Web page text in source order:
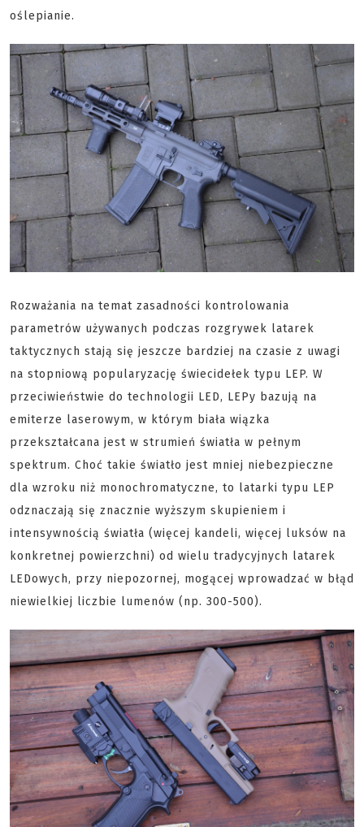
oślepianie.
Rozważania na temat zasadności kontrolowania
parametrów używanych podczas rozgrywek latarek
taktycznych stają się jeszcze bardziej na czasie z uwagi
na stopniową popularyzację świecidełek typu LEP. W
przeciwieństwie do technologii LED, LEPy bazują na
emiterze laserowym, w którym biała wiązka
przekształcana jest w strumień światła w pełnym
spektrum. Choć takie światło jest mniej niebezpieczne
dla wzroku niż monochromatyczne, to latarki typu LEP
odznaczają się znacznie wyższym skupieniem i
intensywnością światła (więcej kandeli, więcej luksów na
konkretnej powierzchni) od wielu tradycyjnych latarek
LEDowych, przy niepozornej, mogącej wprowadzać w błąd
niewielkiej liczbie lumenów (np. 300-500).